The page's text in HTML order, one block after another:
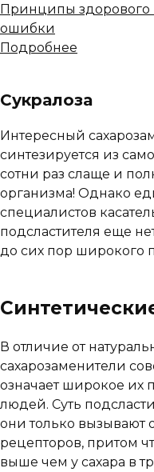
Принципы
ошибки
Подробнее
Сукралоза
Интересный
синтезируется из
сотни раз слаще и
организма! Однако
специалистов
подсластителя еще
до сих пор широкого
В отличие от
сахарозаменители
означает широкое
людей. Суть
они только вызывают
рецепторов, притом
выше чем у сахара в